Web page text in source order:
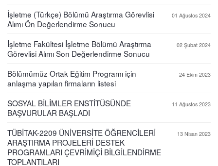
İşletme (Türkçe) Bölümü Araştırma Görevlisi
Alımı Ön Değerlendirme Sonucu
01 Ağustos 2024
İşletme Fakültesi İşletme Bölümü Araştırma
Görevlisi Alımı Son Değerlendirme Sonucu
02 Şubat 2024
Bölümümüz Ortak Eğitim Programı için
anlaşma yapılan firmaların listesi
24 Ekim 2023
SOSYAL BİLİMLER ENSTİTÜSÜNDE
BAŞVURULAR BAŞLADI
11 Ağustos 2023
TÜBİTAK-2209 ÜNİVERSİTE ÖĞRENCİLERİ
ARAŞTIRMA PROJELERİ DESTEK
PROGRAMLARI ÇEVRİMİÇİ BİLGİLENDİRME
TOPLANTILARI
13 Nisan 2023